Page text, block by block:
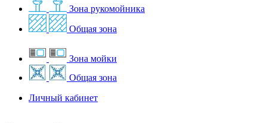
Зона рукомойника
Общая зона
Зона мойки
Общая зона
Личный кабинет